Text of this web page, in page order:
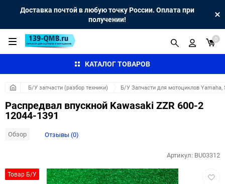
Доставка почтой в любую точку России. Оплата при
получении!
КАТАЛОГ ТОВАРОВ
0
Б/У запчасти (разбор техники) Б/У Запчасти для мотоциклов Yamaha,
Распредвал впускной Kawasaki ZZR 600-2
12044-1391
Обзор Отзывы (0)
Товар Б/У
Артикул: BU03312